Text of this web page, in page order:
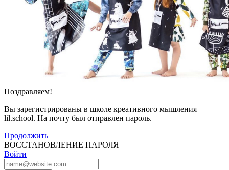
Поздравляем!
Вы зарегистрированы в школе креативного мышления
lil.school. На почту был отправлен пароль.
Продолжить
ВОССТАНОВЛЕНИЕ ПАРОЛЯ
Войти